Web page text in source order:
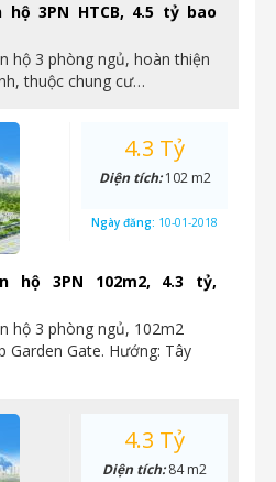
hộ 3PN HTCB, 4.5 tỷ bao
hộ 3 phòng ngủ, hoàn thiện
thuộc chung cư…
hộ 3PN 102m2, 4.3 tỷ,
hộ 3 phòng ngủ, 102m2
Garden Gate. Hướng: Tây
4.3 Tỷ
Diện tích:102 m2
Ngày đăng: 10-01-2018
4.3 Tỷ
Diện tích:84 m2